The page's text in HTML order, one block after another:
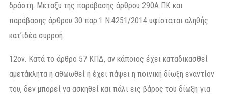
δράστη. Μεταξύ της παράβασης άρθρου 290Α ΠΚ και
παράβασης άρθρου 30 παρ.1 Ν.4251/2014 υφίσταται αληθής
κατ’ιδέα συρροή.
12ον. Κατά το άρθρο 57 ΚΠΔ, αν κάποιος έχει καταδικασθεί
αμετάκλητα ή αθωωθεί ή έχει πάψει η ποινική δίωξη εναντίον
του, δεν μπορεί να ασκηθεί και πάλι εις βάρος του δίωξη για